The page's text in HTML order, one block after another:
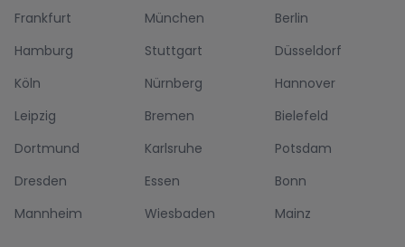
Frankfurt München
Berlin
Hamburg
Stuttgart
Düsseldorf
Köln
Nürnberg
Hannover
Leipzig
Bremen
Bielefeld
Dortmund
Karlsruhe
Potsdam
Dresden
Essen
Bonn
Mannheim
Wiesbaden Mainz